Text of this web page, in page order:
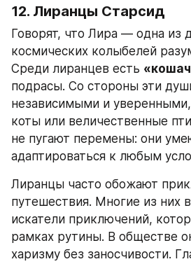
12. Лиранцы Старсид
Говорят, что Лира — одна из
космических колыбелей
Среди лиранцев есть
подрасы. Со стороны эти
независимыми и
коты или величественные
не пугают перемены: они
адаптироваться к любым
Лиранцы часто обожают
путешествия. Многие из них
искатели приключений,
рамках рутины. В обществе
харизму без заносчивости.